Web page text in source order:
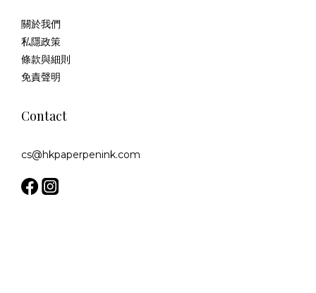
關於我們
私隱政策
條款與細則
免責聲明
Contact
cs@hkpaperpenink.com